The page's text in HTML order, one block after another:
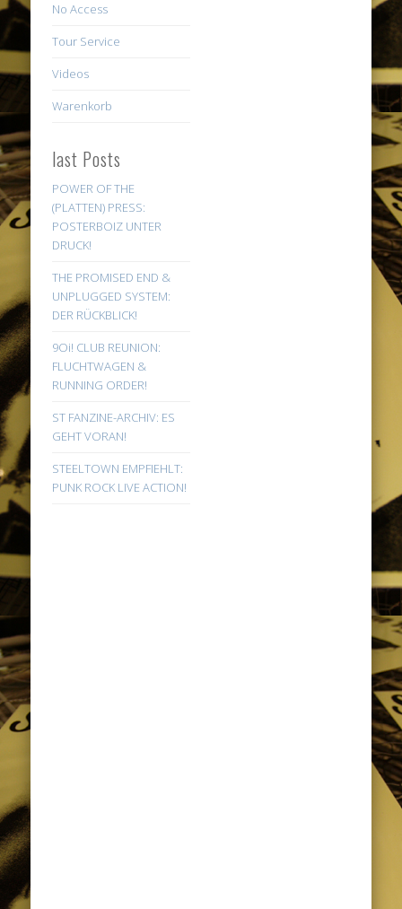
No Access
Tour Service
Videos
Warenkorb
last Posts
POWER OF THE
(PLATTEN) PRESS:
POSTERBOIZ UNTER
DRUCK!
THE PROMISED END &
UNPLUGGED SYSTEM:
DER RÜCKBLICK!
9Oi! CLUB REUNION:
FLUCHTWAGEN &
RUNNING ORDER!
ST FANZINE-ARCHIV: ES
GEHT VORAN!
STEELTOWN EMPFIEHLT:
PUNK ROCK LIVE ACTION!